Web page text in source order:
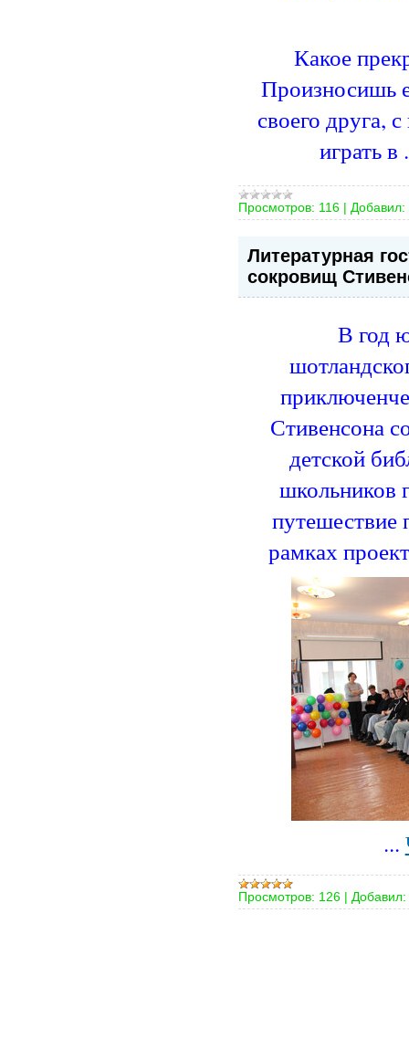
Какое
Произносишь
своего друга,
играть в
Просмотров: 116 | Добавил:
Литературная
сокровищ
В год
Стивенсона
детской
школьников
путешествие
рамках
...
Просмотров: 126 | Добавил: